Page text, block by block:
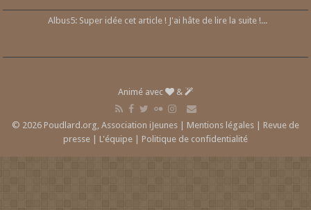
Albus5: Super idée cet article ! J'ai hâte de lire la suite !...
Animé avec &
© 2026 Poudlard.org, Association iJeunes | Mentions légales | Revue de
presse | L'équipe | Politique de confidentialité